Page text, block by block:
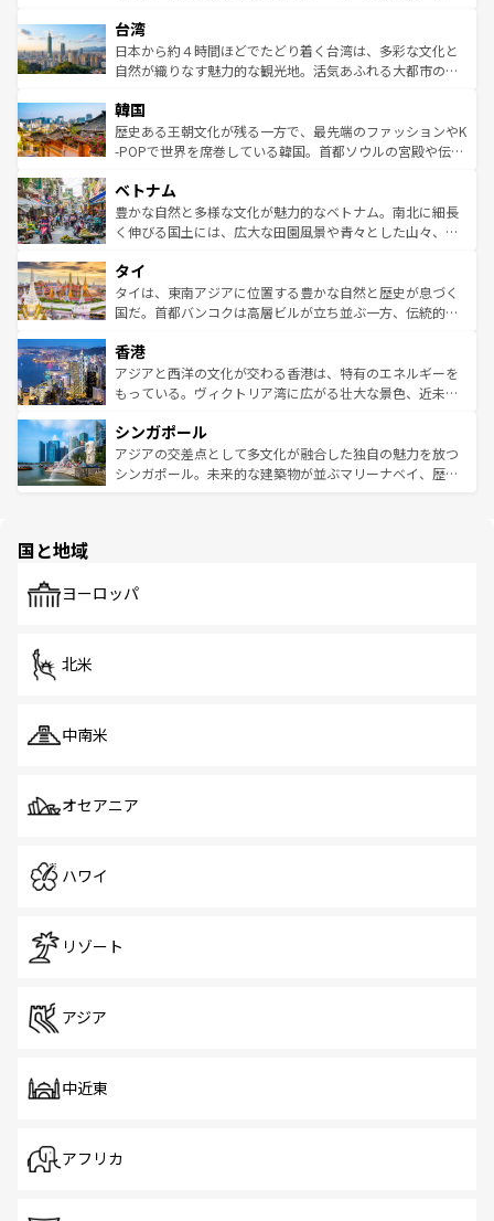
情報は
人々、おいしいローカルフードやハワイアンミュージッ
ク、伝統的なフラダンスなど、すべてがハワイの魅力を彩
っている。訪れるたびに新しい発見と感動が待っているハ
はコンテンツ一覧
リアリーフや大陸中央部にそびえるウルル（エアーズロッ
ク）、タスマニアの美しい原生林やケアンズの熱帯雨林な
ど、見どころがたくさん。また、カフェやワイン、オージ
いる。アクティビティも充実しており、サーフィンやダイ
ビング、ハイキングなど、アウトドア好きにはたまらな
い。オーストラリアの多彩な魅力を存分に味わいつくそ
参照してほしい。
台湾
日本から約４時間ほどでたどり着く台湾は、多彩な文化と
自然が織りなす魅力的な観光地。活気あふれる大都市の台
ン）、静ひつな山岳地帯である台湾東部など、都市の喧騒
と山間の静けさが共存しており、訪れる人に新しい発見と
驚きをもたらしてくれる。また、奥深い台湾の食文化も魅
容にもいいと評判のスイーツなど、バラエティ豊かな料理
が味わえる。 なお、新着の台湾情報は コンテンツ一覧を参
照してほしい。
韓国
歴史ある王朝文化が残る一方で、最先端のファッションやK
-POPで世界を席巻している韓国。首都ソウルの宮殿や伝統
き、地方に足を延ばせば四季折々の自然美を楽しむことが
できる。そして、キムチや焼肉、絶品のストリートフード
まで、さまざまな韓国料理が待っている。夜には、韓国な
リティに包まれながら、韓国の多彩な魅力を心ゆくまで味
わってみてほしい。 なお、新着の韓国情報はコンテンツ一
覧を参照してほしい。
ベトナム
豊かな自然と多様な文化が魅力的なベトナム。南北に細長
く伸びる国土には、広大な田園風景や青々とした山々、世
急速な発展と共に伝統が息づく。ハノイの古い町並みやホ
ーチミン市のフランス統治時代の建物も、独特の雰囲気を
醸し出している。また、バラエティの豊かさとおいしさで
とつ。フォーやバインミー、ベトナムコーヒーなどは、ぜ
ひ現地で味わいたい。どの地域を訪れてもあたたかい人々
が旅行者を迎えてくれるので、きっと忘れられない旅にな
参照してほしい。
タイ
タイは、東南アジアに位置する豊かな自然と歴史が息づく
国だ。首都バンコクは高層ビルが立ち並ぶ一方、伝統的な
の活気が交差している。北部ではチェンマイなどの山岳地
帯で自然と触れ合い、南部ではプーケットやクラビの美し
いビーチでリゾート気分を楽しむことができる。タイ料理
激する。気候は一年中温暖で、どの季節にも異なる楽しみ
が待っている。親しみやすいタイの人々、仏教を中心とし
た文化、そして多様な観光資源が、訪れる旅人を魅了し続
香港
アジアと西洋の文化が交わる香港は、特有のエネルギーを
もっている。ヴィクトリア湾に広がる壮大な景色、近未来
み、どこを訪れても感動するはず。観光スポットが密集し
ており、効率よく見どころを回れるのも魅力。息をのむよ
うな絶景から文化的な体験まで、香港を存分に楽しみ尽く
シンガポール
アジアの交差点として多文化が融合した独自の魅力を放つ
シンガポール。未来的な建築物が並ぶマリーナベイ、歴史
で、ホーカーズは地元の風情を楽しめる外せないスポット
国と地域
ヨーロッパ
北米
中南米
オセアニア
ハワイ
リゾート
アジア
中近東
アフリカ